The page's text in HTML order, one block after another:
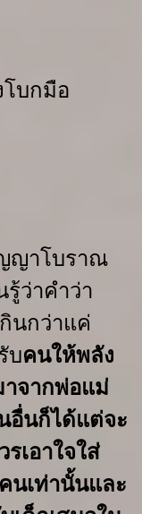
โบกมือ
ญาโบราณ
ว่าคำว่า
นกว่าแค่
บคนให้พลัง
าจากพ่อแม่
อื่นก็ได้แต่จะ
เอาใจใส่
นเท่านั้นและ